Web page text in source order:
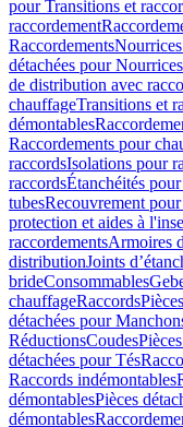
pour Transitions et
raccordement
Raccordements
détachées pour
de distribution avec
chauffageTransitions et
démontables
Raccordements pour
raccordsIsolations pour
raccordsÉtanchéités
tubesRecouvrement
protection et aides à
raccordementsArmoires
distributionJoints
brideConsommables
chauffageRaccords
détachées pour
RéductionsCoudes
détachées pour Tés
Raccords indémontables
démontablesPièces
démontables